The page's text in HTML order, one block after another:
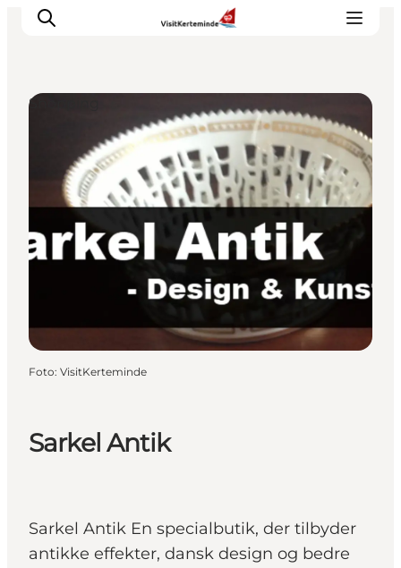
Oplevelser
Aktiviteter
Spis godt
Sov godt
Planlæg din ferie
Sommerbus
Sarkel Antik
Sarkel Antik En specialbutik, der tilbyder
antikke effekter, dansk design og bedre
Shopping
Foto: VisitKerteminde